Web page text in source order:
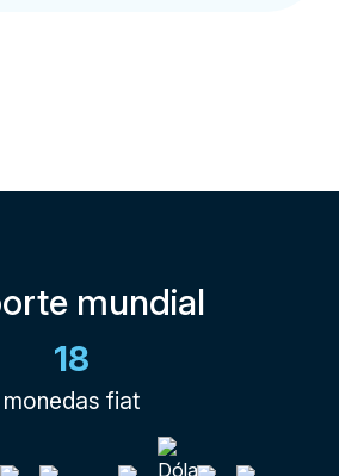
mundial
18
monedas fiat